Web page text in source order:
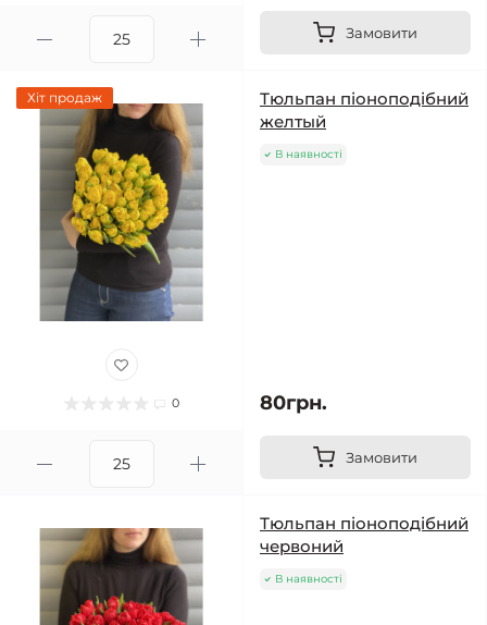
Замовити
Хіт продаж
0
Тюльпан піоноподібний
желтый
В наявності
80грн.
Замовити
Тюльпан піоноподібний
червоний
В наявності